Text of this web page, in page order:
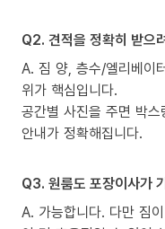
Q2. 견적을 정확히 받으
A. 짐 양, 층수/엘리베이
위가 핵심입니다.
공간별 사진을 주면 박
안내가 정확해집니다.
Q3. 원룸도 포장이사가
A. 가능합니다. 다만 짐